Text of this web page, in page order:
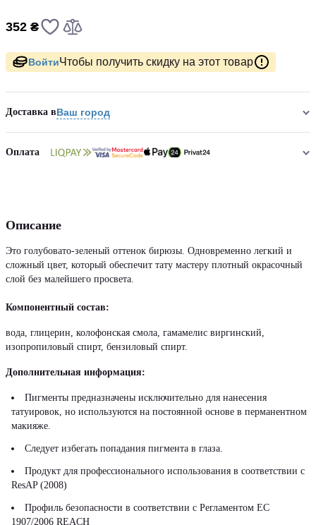
352 ₴
ВойтиЧтобы получить скидку на этот товар
Доставка вВаш город
Оплата
Описание
Это голубовато-зеленый оттенок бирюзы. Одновременно легкий и
сложный цвет, который обеспечит тату мастеру плотный окрасочный
слой без малейшего просвета.
Компонентный состав:
вода, глицерин, колофонская смола, гамамелис виргинский,
изопропиловый спирт, бензиловый спирт.
Дополнительная информация:
Пигменты предназначены исключительно для нанесения
татуировок, но используются на постоянной основе в перманентном
макияже.
Следует избегать попадания пигмента в глаза.
Продукт для профессионального использования в соответствии с
ResAP (2008)
Профиль безопасности в соответствии с Регламентом ЕС
1907/2006 REACH